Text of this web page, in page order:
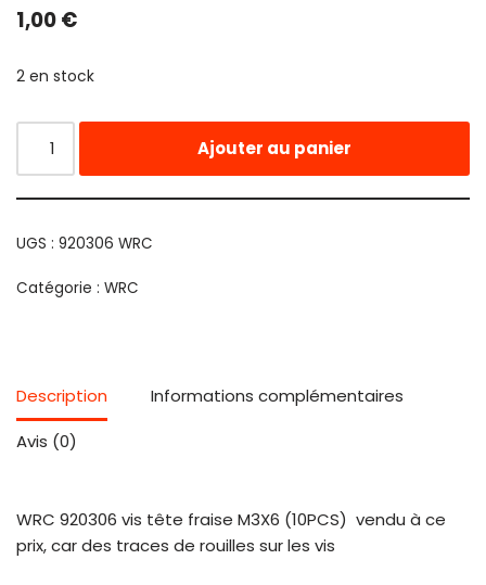
1,00€
2 en stock
Ajouter au panier
UGS : 920306 WRC
Catégorie : WRC
Description
Informations complémentaires
Avis (0)
WRC 920306 vis tête fraise M3X6 (10PCS) vendu à ce
prix, car des traces de rouilles sur les vis